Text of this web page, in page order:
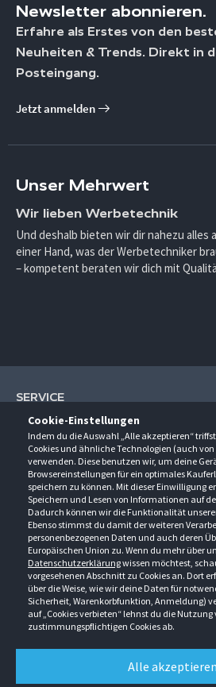
Cookie-Einstellungen
Indem du die Auswahl „Alle akzeptieren“
Cookies und ähnliche Technologien (auch
verwenden. Diese benutzen wir, um deine
Browsereinstellungen für ein optimales
speichern zu können. Mit dieser Einwilligung
Speichern und Lesen von Informationen auf
Dadurch können wir die Funktionalität
Ebenso stimmst du damit der weiteren
personenbezogenen Daten und auch deren
Europäischen Union zu. Wenn du mehr über
Datenschutzerklärungwissen möchtest,
vorgesehenen Abschnitt zu Cookies an. Dort
über die Weise, wie wir deine Daten für
Sicherheit, Warenkorbfunktion, Anmeldung)
auf „Cookies verbieten“ lehnst du die Nutzung
zustimmungspflichtigen Cookies ab.
Alle akzeptieren
Newsletter abonnieren.
Erfahre als Erstes von den
Neuheiten & Trends. Direkt in
Posteingang.
Jetzt anmelden
Unser Mehrwert
Wir lieben Werbetechnik
Und deshalb bieten wir dir nahezu alles
einer Hand, was der Werbetechniker
– kompetent beraten wir dich mit
SERVICE
Hilfe und Information
Fragen und Antworten (FAQ)
Kontakt
Newsletter
Events
Downloads
Kataloge
UNTERNEHMEN
Über uns
Anfahrt
Ansprechpartner
Außendienstbesuch
Jobs & Ausbildung
Retouren/Reklamationen
KONTAKT
Gröner-Schulze GmbH
Sarirstraße 5
12529 Schönefeld
Berlin-Schönefeld: +49 30 68 29 54-0
Saerbeck: +49 2574 88750-0
Weißenhorn: +49 731 3982-0
info@groener-schulze.com
ÖFFNUNGSZEITEN
Montag - Donnerstag
9:00 - 17:00
Freitag
9:00 - 15:00
FOLGE UNS
AGB Datenschutzbestimmungen
Alle Rechte vorbehalten. © Gröner-Schulze GmbH